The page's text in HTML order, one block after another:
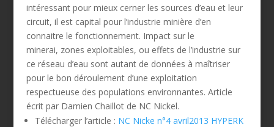
intéressant pour mieux cerner les sources d’eau et leur
circuit, il est capital pour l’industrie minière d’en
connaitre le fonctionnement. Impact sur le
minerai, zones exploitables, ou effets de l’industrie sur
ce réseau d’eau sont autant de données à maîtriser
pour le bon déroulement d’une exploitation
respectueuse des populations environnantes. Article
écrit par Damien Chaillot de NC Nickel.
Télécharger l’article : NC Nicke n°4 avril2013 HYPERK